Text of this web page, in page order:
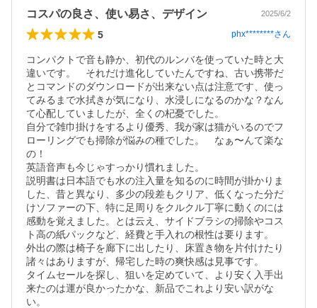
コスパの良さ、使い易さ、デザイン 2025/6/2
5 phx********さん
コンパクトで音も静か、初代のルンバを使っていた時と大
違いです。　それだけ進化していたんですね、古い携帯だ
とコマンドのダウンロードが出来ない点は注意です、使っ
てみるまで水拭きが気になり、水浸しになるのかな？なん
て心配していましたが、全くの杞憂でした。
自分で雑巾掛けをするより優秀、我が家は猫がいるのでフ
ローリングでも掃除が悩みの種でした。　なぁ〜んて楽な
の！
英語音声も今じゃすっかり慣れました。
説明書は日本語でも水の注入量を知るのに時間が掛かりま
した、昔と異なり、多少の段差もクリア、低くなった分だ
けソファーの下、特に足周りをクルクル丁寧に動くのには
感動を覚えました。とは云え、サイドブラシの掃除やコス
ト高の紙パックなど、経費と手入れの根性は要ります。
外出の際は椅子を廊下に出したり、床置き物を片付けたり
諸々はありますが、帰宅した時の爽快感は見事です。
タイムセールを探し、狙いを定めていて、より安く入手出
来たのは運が良かったかな、新品でこれより安い訳がな
い。